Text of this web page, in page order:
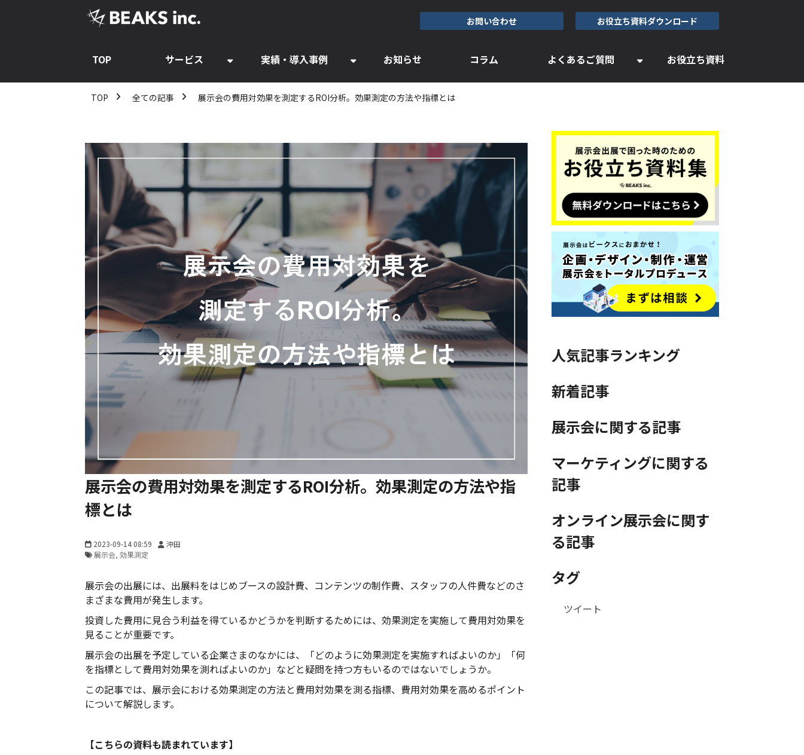
お問い合わせ お役立ち資料ダウンロード
TOP サービス 実績・導入事例 お知らせ コラム よくあるご質問 お役立ち資料
TOP 全ての記事 展示会の費用対効果を測定するROI分析。効果測定の方法や指標とは
展示会の費用対効果を測定するROI分析。効果測定の方法や指
標とは
2023-09-14 08:59
沖田
展示会 効果測定
展示会の出展には、出展料をはじめブースの設計費、コンテンツの制作費、スタッフの人件費などのさ
まざまな費用が発生します。
投資した費用に見合う利益を得ているかどうかを判断するためには、効果測定を実施して費用対効果を
見ることが重要です。
展示会の出展を予定している企業さまのなかには、「どのように効果測定を実施すればよいのか」「何
を指標として費用対効果を測ればよいのか」などと疑問を持つ方もいるのではないでしょうか。
この記事では、展示会における効果測定の方法と費用対効果を測る指標、費用対効果を高めるポイント
について解説します。
【こちらの資料も読まれています】
人気記事ランキング
新着記事
展示会に関する記事
マーケティングに関する
記事
オンライン展示会に関す
る記事
タグ
ツイート